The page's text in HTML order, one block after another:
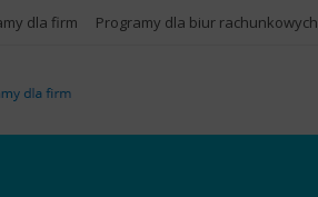
dla firm Programy dla biur rachunkowych